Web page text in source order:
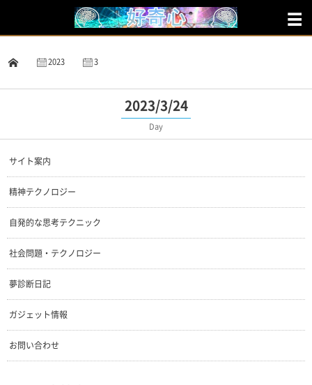
2023 3
2023/3/24
Day
サイト案内
精神テクノロジー
自発的な思考テクニック
社会問題・テクノロジー
夢診断日記
ガジェット情報
お問い合わせ